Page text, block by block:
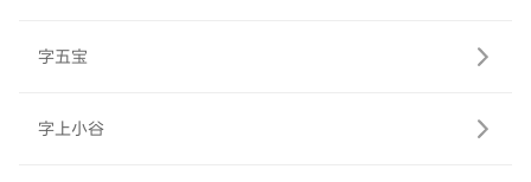
字五宝
字上小谷